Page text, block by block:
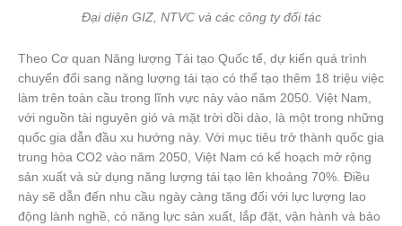
Đại diện GIZ, NTVC và các công ty đối tác
Theo Cơ quan Năng lượng Tái tạo Quốc tế, dự kiến quá trình
chuyển đổi sang năng lượng tái tạo có thể tạo thêm 18 triệu việc
làm trên toàn cầu trong lĩnh vực này vào năm 2050. Việt Nam,
với nguồn tài nguyên gió và mặt trời dồi dào, là một trong những
quốc gia dẫn đầu xu hướng này. Với mục tiêu trở thành quốc gia
trung hòa CO2 vào năm 2050, Việt Nam có kế hoạch mở rộng
sản xuất và sử dụng năng lượng tái tạo lên khoảng 70%. Điều
này sẽ dẫn đến nhu cầu ngày càng tăng đối với lực lượng lao
động lành nghề, có năng lực sản xuất, lắp đặt, vận hành và bảo